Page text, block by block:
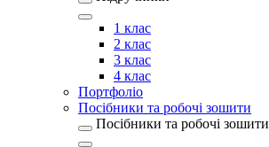
1 клас
2 клас
3 клас
4 клас
Портфоліо
Посібники та робочі зошити
Посібники та робочі зошити